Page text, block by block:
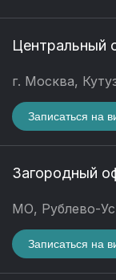
Центральный
г. Москва,
Записаться на
Загородный
МО, Рублево-
Записаться на